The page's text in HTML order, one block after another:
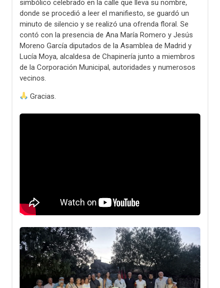
simbólico celebrado en la calle que lleva su nombre,
donde se procedió a leer el manifiesto, se guardó un
minuto de silencio y se realizó una ofrenda floral. Se
contó con la presencia de Ana María Romero y Jesús
Moreno García diputados de la Asamblea de Madrid y
Lucía Moya, alcaldesa de Chapinería junto a miembros
de la Corporación Municipal, autoridades y numerosos
vecinos.
Gracias.